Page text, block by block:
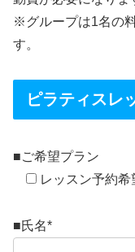
※グループは1名の
す。
ピラティスレ
■ご希望プラン
レッスン予約希
■氏名*